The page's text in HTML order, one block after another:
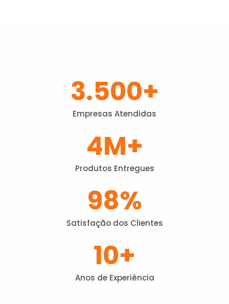
Empresas Atendidas
3.500+
Produtos Entregues
4M+
Satisfação dos Clientes
98%
Anos de Experiência
10+